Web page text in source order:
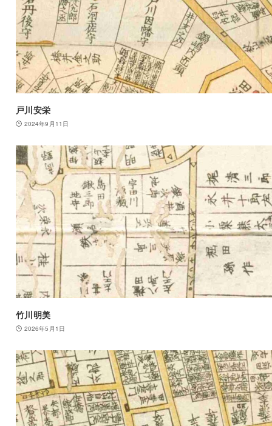
戸川安栄
2024年9月11日
竹川明美
2026年5月1日